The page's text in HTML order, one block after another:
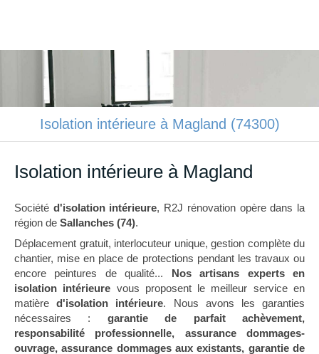
Isolation intérieure à Magland (74300)
Isolation intérieure à Magland
Société d'isolation intérieure, R2J rénovation opère dans la
région de Sallanches (74).
Déplacement gratuit, interlocuteur unique, gestion complète du
chantier, mise en place de protections pendant les travaux ou
encore peintures de qualité... Nos artisans experts en
isolation intérieure vous proposent le meilleur service en
matière d'isolation intérieure. Nous avons les garanties
nécessaires : garantie de parfait achèvement,
responsabilité professionnelle, assurance dommages-
ouvrage, assurance dommages aux existants, garantie de